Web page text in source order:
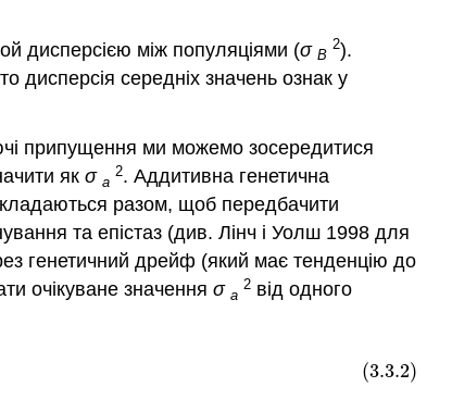
дисперсією між популяціями (σ B
2).
дисперсія середніх значень ознак у
припущення ми можемо зосередитися
як σ a
2. Аддитивна генетична
складаються разом, щоб передбачити
та епістаз (див. Лінч і Уолш 1998 для
генетичний дрейф (який має тенденцію до
очікуване значення σ a
2 від одного
(3.3.2)